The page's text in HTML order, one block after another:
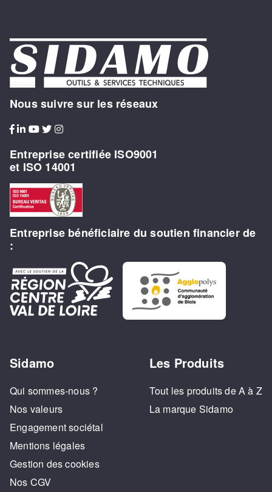
Nous suivre sur les réseaux
Entreprise certifiée ISO9001
et ISO 14001
Entreprise bénéficiaire du soutien financier de
:
Sidamo
Qui sommes-nous ?
Nos valeurs
Engagement sociétal
Mentions légales
Gestion des cookies
Nos CGV
Les Produits
Tout les produits de A à Z
La marque Sidamo